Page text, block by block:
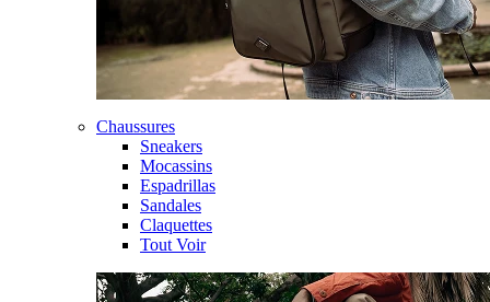
Chaussures
Sneakers
Mocassins
Espadrillas
Sandales
Claquettes
Tout Voir